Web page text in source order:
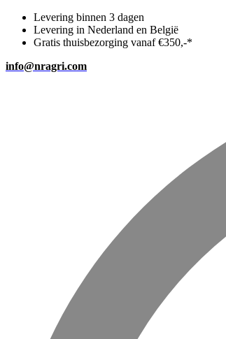
Levering binnen 3 dagen
Levering in Nederland en België
Gratis thuisbezorging vanaf €350,-*
info@nragri.com